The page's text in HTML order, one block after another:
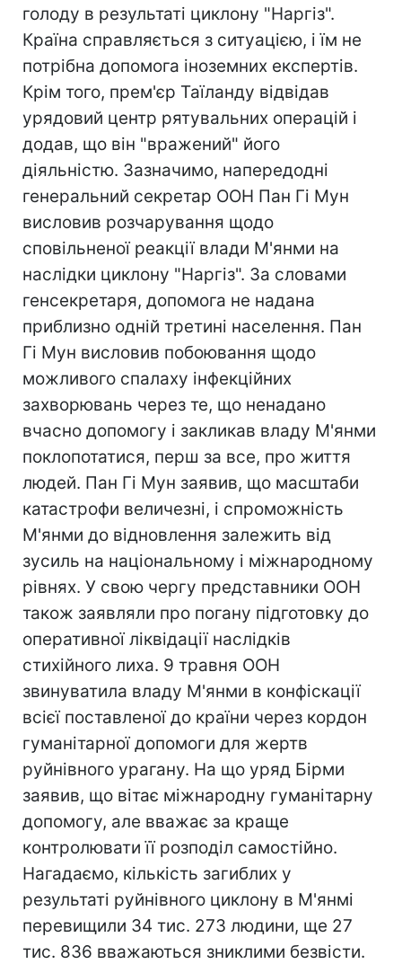
голоду в результаті циклону "Наргіз".
Країна справляється з ситуацією, і їм не
потрібна допомога іноземних експертів.
Крім того, прем'єр Таїланду відвідав
урядовий центр рятувальних операцій і
додав, що він "вражений" його
діяльністю. Зазначимо, напередодні
генеральний секретар ООН Пан Гі Мун
висловив розчарування щодо
сповільненої реакції влади М'янми на
наслідки циклону "Наргіз". За словами
генсекретаря, допомога не надана
приблизно одній третині населення. Пан
Гі Мун виcловив побоювання щодо
можливого спалаху інфекційних
захворювань через те, що ненадано
вчасно допомогу і закликав владу М'янми
поклопотатися, перш за все, про життя
людей. Пан Гі Мун заявив, що масштаби
катастрофи величезні, і cпроможність
М'янми до відновлення залежить від
зусиль на національному і міжнародному
рівнях. У свою чергу представники ООН
також заявляли про погану підготовку до
оперативної ліквідації наслідків
стихійного лиха. 9 травня ООН
звинуватила владу М'янми в конфіскації
всієї поставленої до країни через кордон
гуманітарної допомоги для жертв
руйнівного урагану. На що уряд Бірми
заявив, що вітає міжнародну гуманітарну
допомогу, але вважає за краще
контролювати її розподіл самостійно.
Нагадаємо, кількість загиблих у
результаті руйнівного циклону в М'янмі
перевищили 34 тис. 273 людини, ще 27
тис. 836 вважаються зниклими безвісти.